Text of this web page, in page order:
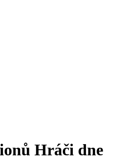
Hráči dne